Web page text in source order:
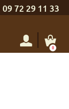
09 72 29 11 33
0